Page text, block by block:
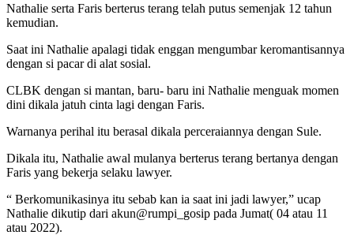
Nathalie serta Faris berterus terang telah putus semenjak 12 tahun
kemudian.
Saat ini Nathalie apalagi tidak enggan mengumbar keromantisannya
dengan si pacar di alat sosial.
CLBK dengan si mantan, baru- baru ini Nathalie menguak momen
dini dikala jatuh cinta lagi dengan Faris.
Warnanya perihal itu berasal dikala perceraiannya dengan Sule.
Dikala itu, Nathalie awal mulanya berterus terang bertanya dengan
Faris yang bekerja selaku lawyer.
“ Berkomunikasinya itu sebab kan ia saat ini jadi lawyer,” ucap
Nathalie dikutip dari akun@rumpi_gosip pada Jumat( 04 atau 11
atau 2022).